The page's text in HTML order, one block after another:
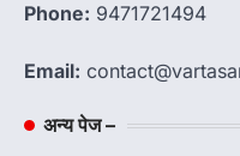
Phone: 9471721494
Email:
अन्य पेज –